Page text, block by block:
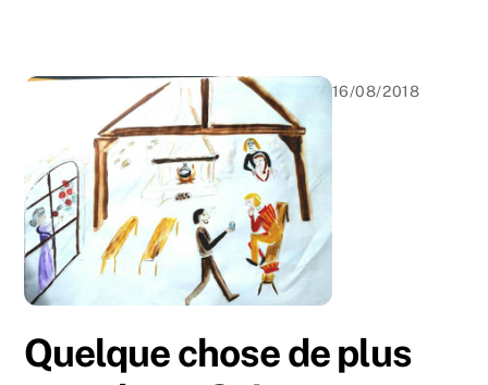
16/08/2018
Quelque chose de plus